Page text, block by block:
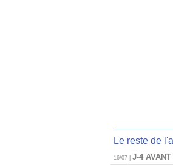
Le reste de
16/07 | J-4